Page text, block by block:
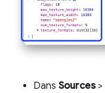
Dans Sources>